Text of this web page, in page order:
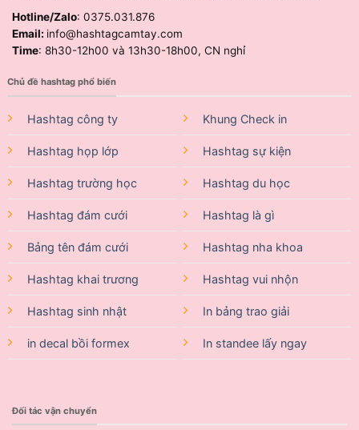
Hotline/Zalo: 0375.031.876
Email: info@hashtagcamtay.com
Time: 8h30-12h00 và 13h30-18h00, CN nghỉ
Chủ đề hashtag phổ biến
Hashtag công ty
Hashtag họp lớp
Hashtag trường học
Hashtag đám cưới
Bảng tên đám cưới
Hashtag khai trương
Hashtag sinh nhật
in decal bồi formex
Khung Check in
Hashtag sự kiện
Hashtag du học
Hashtag là gì
Hashtag nha khoa
Hashtag vui nhộn
In bảng trao giải
In standee lấy ngay
Đối tác vận chuyển